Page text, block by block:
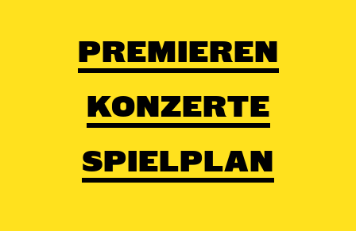
PREMIEREN
KONZERTE
SPIELPLAN